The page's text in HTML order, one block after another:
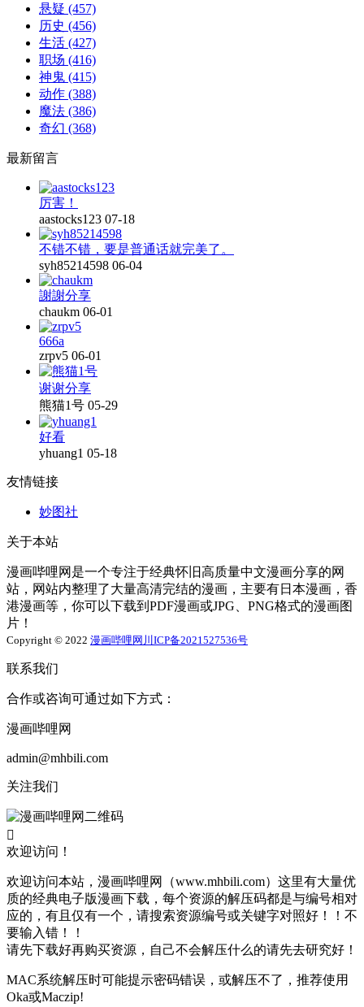
悬疑 (457)
历史 (456)
生活 (427)
职场 (416)
神鬼 (415)
动作 (388)
魔法 (386)
奇幻 (368)
最新留言
厉害！
aastocks123 07-18
不错不错，要是普通话就完美了。
syh85214598 06-04
謝謝分享
chaukm 06-01
666a
zrpv5 06-01
谢谢分享
熊猫1号 05-29
好看
yhuang1 05-18
友情链接
妙图社
关于本站
漫画哔哩网是一个专注于经典怀旧高质量中文漫画分享的网
站，网站内整理了大量高清完结的漫画，主要有日本漫画，香
港漫画等，你可以下载到PDF漫画或JPG、PNG格式的漫画图
片！
Copyright © 2022 漫画哔哩网 川ICP备2021527536号
联系我们
合作或咨询可通过如下方式：
漫画哔哩网
admin@mhbili.com
关注我们

欢迎访问！
欢迎访问本站，漫画哔哩网（www.mhbili.com）这里有大量优
质的经典电子版漫画下载，每个资源的解压码都是与编号相对
应的，有且仅有一个，请搜索资源编号或关键字对照好！！不
要输入错！！
请先下载好再购买资源，自己不会解压什么的请先去研究好！
MAC系统解压时可能提示密码错误，或解压不了，推荐使用
Oka或Maczip!